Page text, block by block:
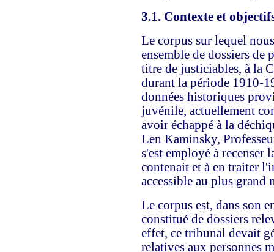
3.1. Contexte et
Le corpus sur lequel
ensemble de dossiers de
titre de justiciables, à la
durant la période 1910-
données historiques
juvénile, actuellement
avoir échappé à la
Len Kaminsky,
s'est employé à recenser
contenait et à en traiter
accessible au plus grand
Le corpus est, dans son
constitué de dossiers
effet, ce tribunal devait
relatives aux personnes